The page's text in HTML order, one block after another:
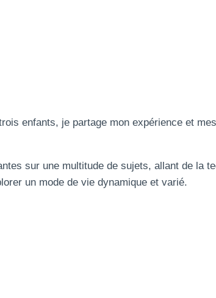
enfants, je partage mon expérience et
sur une multitude de sujets, allant de la
un mode de vie dynamique et varié.